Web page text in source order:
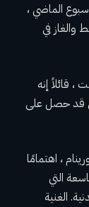
الماضي ،
والغاز في
، قائلاً إنه
قد حصل على
، اهتمامًا
التي
الغنية